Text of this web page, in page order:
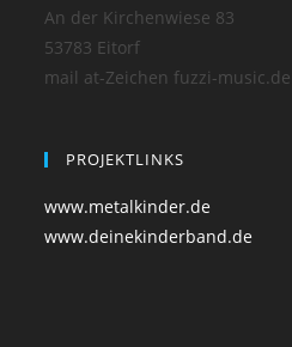
An der Kirchenwiese 83
53783 Eitorf
mail at-Zeichen fuzzi-music.de
PROJEKTLINKS
www.metalkinder.de
www.deinekinderband.de